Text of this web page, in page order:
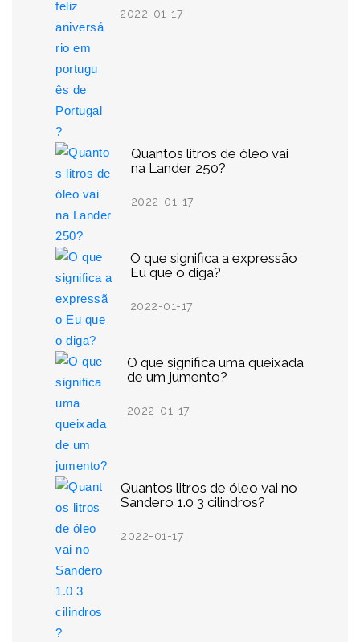
2022-01-17
Quantos litros de óleo vai
na Lander 250?
2022-01-17
O que significa a expressão
Eu que o diga?
2022-01-17
O que significa uma queixada
de um jumento?
2022-01-17
Quantos litros de óleo vai no
Sandero 1.0 3 cilindros?
2022-01-17